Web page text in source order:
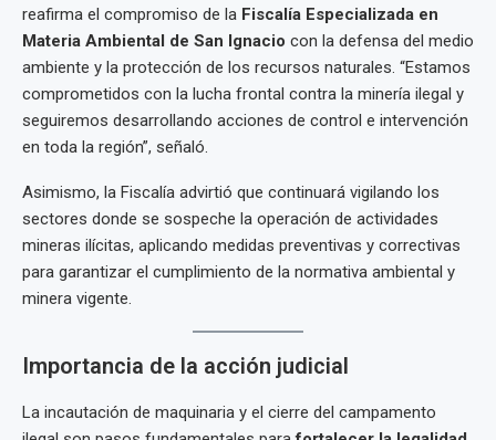
reafirma el compromiso de la Fiscalía Especializada en
Materia Ambiental de San Ignacio con la defensa del medio
ambiente y la protección de los recursos naturales. “Estamos
comprometidos con la lucha frontal contra la minería ilegal y
seguiremos desarrollando acciones de control e intervención
en toda la región”, señaló.
Asimismo, la Fiscalía advirtió que continuará vigilando los
sectores donde se sospeche la operación de actividades
mineras ilícitas, aplicando medidas preventivas y correctivas
para garantizar el cumplimiento de la normativa ambiental y
minera vigente.
Importancia de la acción judicial
La incautación de maquinaria y el cierre del campamento